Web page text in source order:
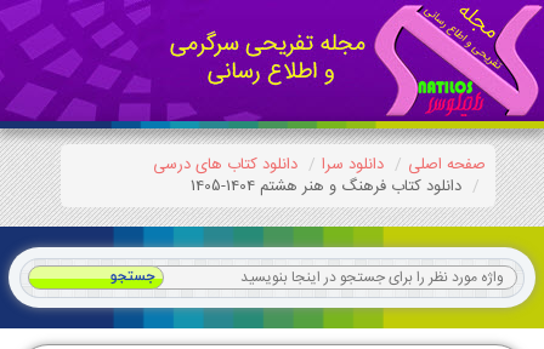
صفحه اصلی دانلود سرا
دانلود کتاب های درسی
دانلود کتاب فرهنگ و هنر هشتم 1404-1405